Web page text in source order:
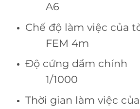
A6
Chế độ làm việc của
FEM 4m
Độ cứng dầm
1/1000
Thời gian làm việc